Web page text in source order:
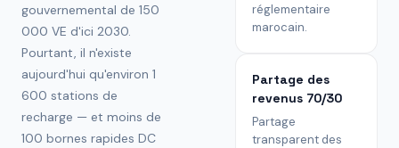
gouvernemental de 150
000 VE d'ici 2030.
Pourtant, il n'existe
aujourd'hui qu'environ 1
600 stations de
recharge — et moins de
100 bornes rapides DC
réglementaire
marocain.
Partage des
revenus 70/30
Partage
transparent des